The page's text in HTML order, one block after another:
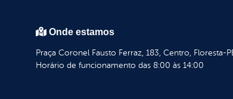
Onde estamos
Praça Coronel Fausto Ferraz, 183, Centro, Floresta-
Horário de funcionamento das 8:00 às 14:00